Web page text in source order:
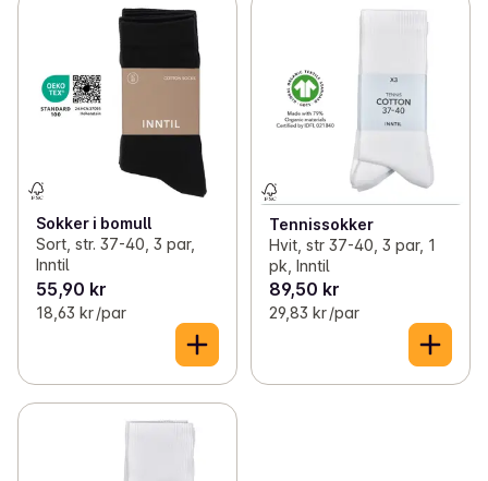
Matbokser og drikkeflasker
Magasiner og bøker
Undertøy, sokker og klær (63)
0
✓ Diverse husholdning
✓ Opptenning
Sokker i bomull
Sort, str. 37-40, 3 par,
Inntil
55,90 kr
18,63 kr /par
Tennissokker
Hvit, str 37-40, 3 par, 1
pk, Inntil
89,50 kr
29,83 kr /par